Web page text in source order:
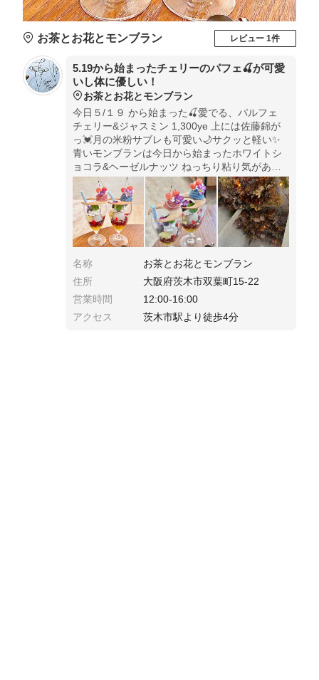
お茶とお花とモンブラン レビュー 1件
5.19から始まったチェリーのパフェ🍒が可愛
いし体に優しい！
お茶とお花とモンブラン
今日５/１９ から始まった🍒愛でる、パルフェ
チェリー&ジャスミン 1,300ye 上には佐藤錦が
っ💓月の米粉サブレも可愛い🌙サクッと軽い✨
青いモンブランは今日から始まったホワイトシ
ョコラ&ヘーゼルナッツ ねっちり粘り気があっ
てまろやかでコクがある(上のモンブランは4種
から選べるよ💕)
名称
お茶とお花とモンブラン
住所
大阪府茨木市双葉町15-22
営業時間
12:00-16:00
アクセス
茨木市駅より徒歩4分